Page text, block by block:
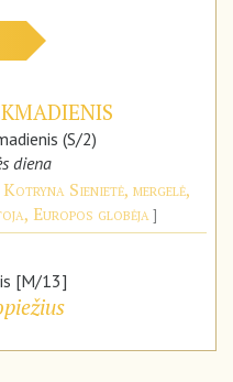
(S/2)
diena
Kotryna Sienietė, mergelė,
Europos globėja
[M/13]